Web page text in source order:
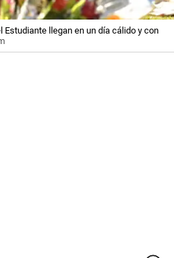
Estudiante llegan en un día cálido y con